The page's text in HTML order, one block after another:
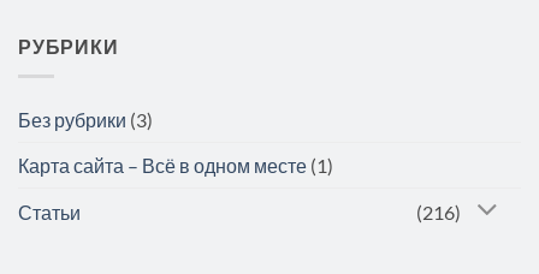
РУБРИКИ
Без рубрики (3)
Карта сайта – Всё в одном месте (1)
Статьи (216)